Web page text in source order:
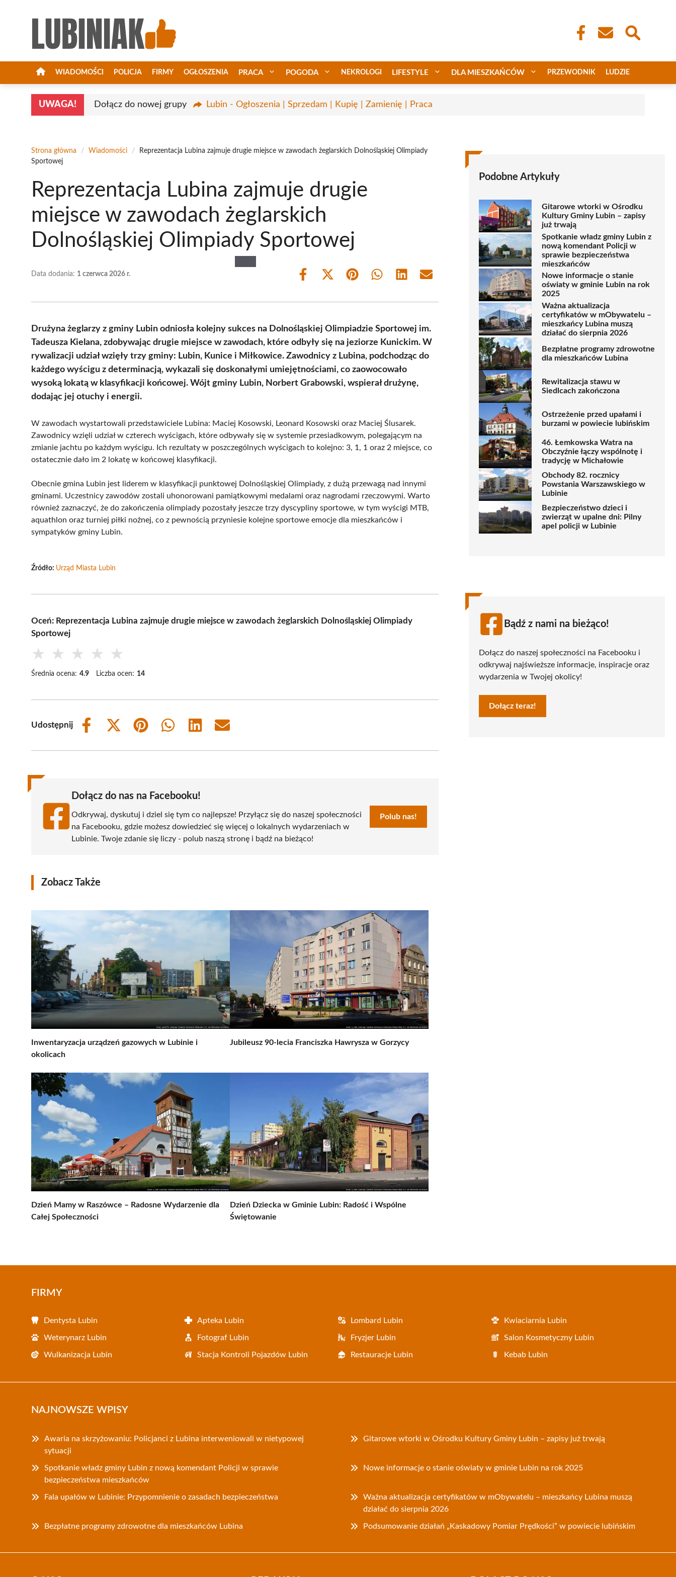
WIADOMOŚCI POLICJA FIRMY OGŁOSZENIA PRACA POGODA NEKROLOGI LIFESTYLE DLA MIESZKAŃCÓW PRZEWODNIK LUDZIE
UWAGA! Dołącz do nowej grupy Lubin - Ogłoszenia | Sprzedam | Kupię | Zamienię | Praca
Strona główna / Wiadomości /
Reprezentacja Lubina zajmuje drugie miejsce w zawodach żeglarskich Dolnośląskiej Olimpiady
Sportowej
Reprezentacja Lubina zajmuje drugie
miejsce w zawodach żeglarskich
Dolnośląskiej Olimpiady Sportowej
Data dodania: 1 czerwca 2026 r.
Share
Share
(Twitter)
Share Share Share Share
Drużyna żeglarzy z gminy Lubin odniosła kolejny sukces na Dolnośląskiej Olimpiadzie Sportowej im.
Tadeusza Kielana, zdobywając drugie miejsce w zawodach, które odbyły się na jeziorze Kunickim. W
rywalizacji udział wzięły trzy gminy: Lubin, Kunice i Miłkowice. Zawodnicy z Lubina, podchodząc do
każdego wyścigu z determinacją, wykazali się doskonałymi umiejętnościami, co zaowocowało
wysoką lokatą w klasyfikacji końcowej. Wójt gminy Lubin, Norbert Grabowski, wspierał drużynę,
dodając jej otuchy i energii.
W zawodach wystartowali przedstawiciele Lubina: Maciej Kosowski, Leonard Kosowski oraz Maciej Ślusarek.
Zawodnicy wzięli udział w czterech wyścigach, które odbywały się w systemie przesiadkowym, polegającym na
zmianie jachtu po każdym wyścigu. Ich rezultaty w poszczególnych wyścigach to kolejno: 3, 1, 1 oraz 2 miejsce, co
ostatecznie dało im 2 lokatę w końcowej klasyfikacji.
Obecnie gmina Lubin jest liderem w klasyfikacji punktowej Dolnośląskiej Olimpiady, z dużą przewagą nad innymi
gminami. Uczestnicy zawodów zostali uhonorowani pamiątkowymi medalami oraz nagrodami rzeczowymi. Warto
również zaznaczyć, że do zakończenia olimpiady pozostały jeszcze trzy dyscypliny sportowe, w tym wyścigi MTB,
aquathlon oraz turniej piłki nożnej, co z pewnością przyniesie kolejne sportowe emocje dla mieszkańców i
sympatyków gminy Lubin.
Źródło: Urząd Miasta Lubin
Oceń: Reprezentacja Lubina zajmuje drugie miejsce w zawodach żeglarskich Dolnośląskiej Olimpiady
Sportowej
★ ★ ★ ★ ★
Średnia ocena: 4.9 Liczba ocen: 14
Udostępnij
Share
Share
(Twitter)
Share
Share
Share
Share
Dołącz do nas na Facebooku!
Odkrywaj, dyskutuj i dziel się tym co najlepsze! Przyłącz się do naszej społeczności
na Facebooku, gdzie możesz dowiedzieć się więcej o lokalnych wydarzeniach w
Lubinie. Twoje zdanie się liczy - polub naszą stronę i bądź na bieżąco!
Polub nas!
Zobacz Także
Inwentaryzacja urządzeń gazowych w Lubinie i
okolicach
Jubileusz 90-lecia Franciszka Hawrysza w Gorzycy
Dzień Mamy w Raszówce – Radosne Wydarzenie dla
Całej Społeczności
Dzień Dziecka w Gminie Lubin: Radość i Wspólne
Świętowanie
Podobne Artykuły
Gitarowe wtorki w Ośrodku
Kultury Gminy Lubin – zapisy
już trwają
Spotkanie władz gminy Lubin z
nową komendant Policji w
sprawie bezpieczeństwa
mieszkańców
Nowe informacje o stanie
oświaty w gminie Lubin na rok
2025
Ważna aktualizacja
certyfikatów w mObywatelu –
mieszkańcy Lubina muszą
działać do sierpnia 2026
Bezpłatne programy zdrowotne
dla mieszkańców Lubina
Rewitalizacja stawu w
Siedlcach zakończona
Ostrzeżenie przed upałami i
burzami w powiecie lubińskim
46. Łemkowska Watra na
Obczyźnie łączy wspólnotę i
tradycję w Michałowie
Obchody 82. rocznicy
Powstania Warszawskiego w
Lubinie
Bezpieczeństwo dzieci i
zwierząt w upalne dni: Pilny
apel policji w Lubinie
Bądź z nami na bieżąco!
Dołącz do naszej społeczności na Facebooku i
odkrywaj najświeższe informacje, inspiracje oraz
wydarzenia w Twojej okolicy!
Dołącz teraz!
FIRMY
Dentysta Lubin Apteka Lubin Lombard Lubin Kwiaciarnia Lubin
Weterynarz Lubin Fotograf Lubin Fryzjer Lubin Salon Kosmetyczny Lubin
Wulkanizacja Lubin Stacja Kontroli Pojazdów Lubin Restauracje Lubin Kebab Lubin
NAJNOWSZE WPISY
Awaria na skrzyżowaniu: Policjanci z Lubina interweniowali w nietypowej
sytuacji
Gitarowe wtorki w Ośrodku Kultury Gminy Lubin – zapisy już trwają
Spotkanie władz gminy Lubin z nową komendant Policji w sprawie
bezpieczeństwa mieszkańców
Nowe informacje o stanie oświaty w gminie Lubin na rok 2025
Fala upałów w Lubinie: Przypomnienie o zasadach bezpieczeństwa
Ważna aktualizacja certyfikatów w mObywatelu – mieszkańcy Lubina muszą
działać do sierpnia 2026
Bezpłatne programy zdrowotne dla mieszkańców Lubina Podsumowanie działań „Kaskadowy Pomiar Prędkości” w powiecie lubińskim